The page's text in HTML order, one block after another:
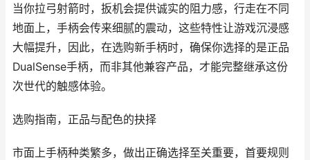
当你拉弓射箭时，扳机会提供诚实的阻力感，行走在不同
地面上，手柄会传来细腻的震动，这些特性让游戏沉浸感
大幅提升，因此，在选购新手柄时，确保你选择的是正品
DualSense手柄，而非其他兼容产品，才能完整继承这份
次世代的触感体验。
选购指南，正品与配色的抉择
市面上手柄种类繁多，做出正确选择至关重要，首要规则